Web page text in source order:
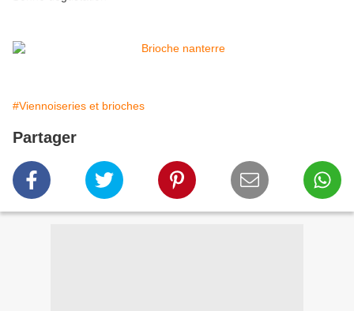
#Viennoiseries et brioches
Partager